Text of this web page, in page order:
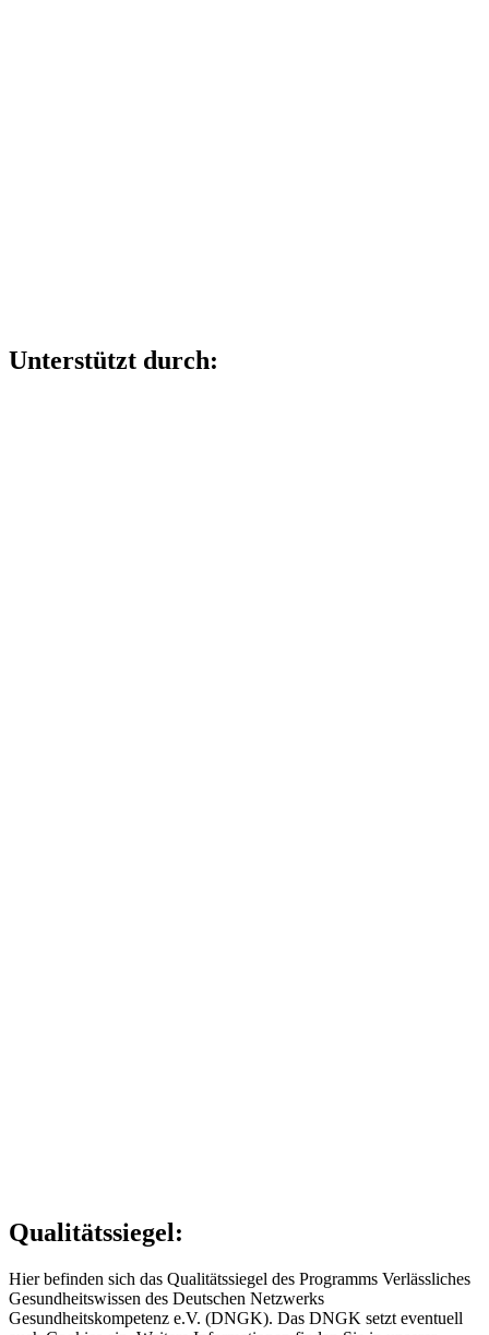
Unterstützt durch:
Qualitätssiegel:
Hier befinden sich das Qualitätssiegel des Programms Verlässliches
Gesundheitswissen des Deutschen Netzwerks
Gesundheitskompetenz e.V. (DNGK). Das DNGK setzt eventuell